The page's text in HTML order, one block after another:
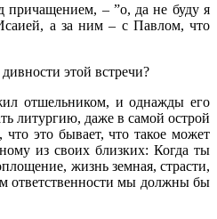
причащением, – ”о, да не буду я
а за ним – с Павлом, что
этой встречи?
отшельником, и однажды его
литургию, даже в самой острой
это бывает, что такое может
из своих близких: Когда ты
жизнь земная, страсти,
ответственности мы должны бы